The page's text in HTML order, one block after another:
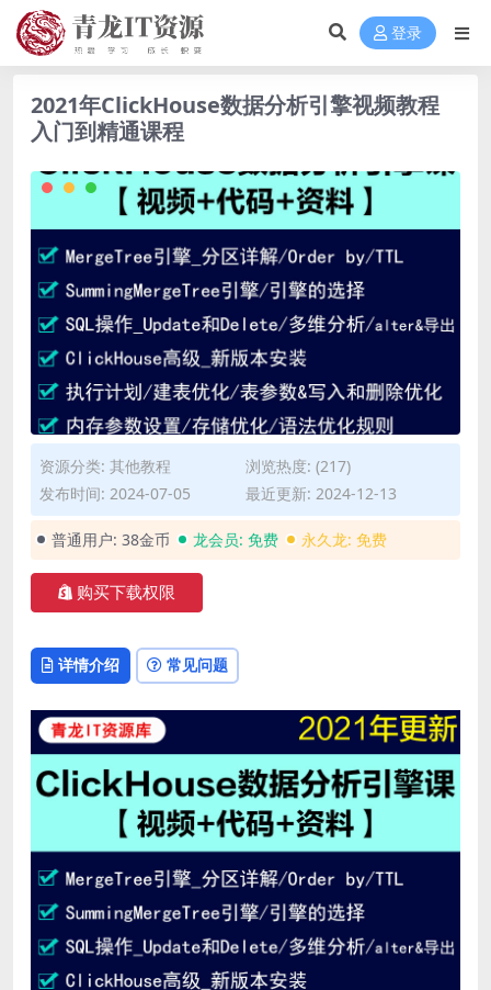
登录
2021年ClickHouse数据分析引擎视频教程
入门到精通课程
资源分类: 其他教程
浏览热度: (217)
发布时间: 2024-07-05
最近更新: 2024-12-13
普通用户: 38金币 龙会员: 免费 永久龙: 免费
购买下载权限
详情介绍 常见问题